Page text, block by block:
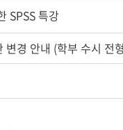
SPSS 특강
경 안내 (학부 수시 전